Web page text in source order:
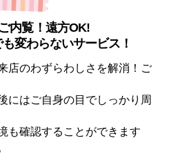
内覧！遠方OK!
変わらないサービス！
店のわずらわしさを解消！ご
にはご自身の目でしっかり周
も確認することができます